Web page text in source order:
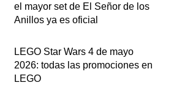
el mayor set de El Señor de los
Anillos ya es oficial
LEGO Star Wars 4 de mayo
2026: todas las promociones en
LEGO